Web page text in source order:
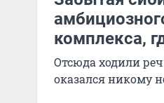
комплекса,
Отсюда ходили
оказался никому